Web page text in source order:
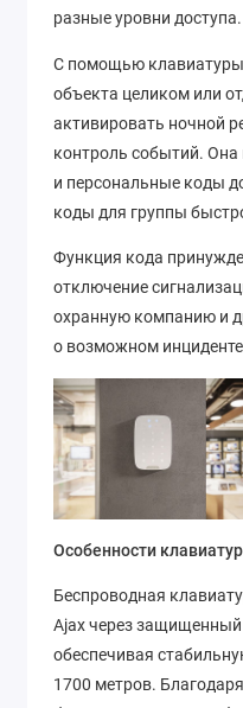
разные уровни доступа.
С помощью
объекта целиком или
активировать ночной
контроль событий.
и персональные коды
коды для группы
Функция кода
отключение
охранную компанию и
о возможном
Особенности
Беспроводная
Ajax через защищенный
обеспечивая
1700 метров.